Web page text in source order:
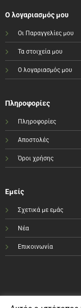
Ο λογαριασμός μου
Οι Παραγγελίες μου
Τα στοιχεία μου
Ο λογαριασμός μου
Πληροφορίες
Πληροφορίες
Αποστολές
Όροι χρήσης
Εμείς
Σχετικά με εμάς
Νέα
Επικοινωνία